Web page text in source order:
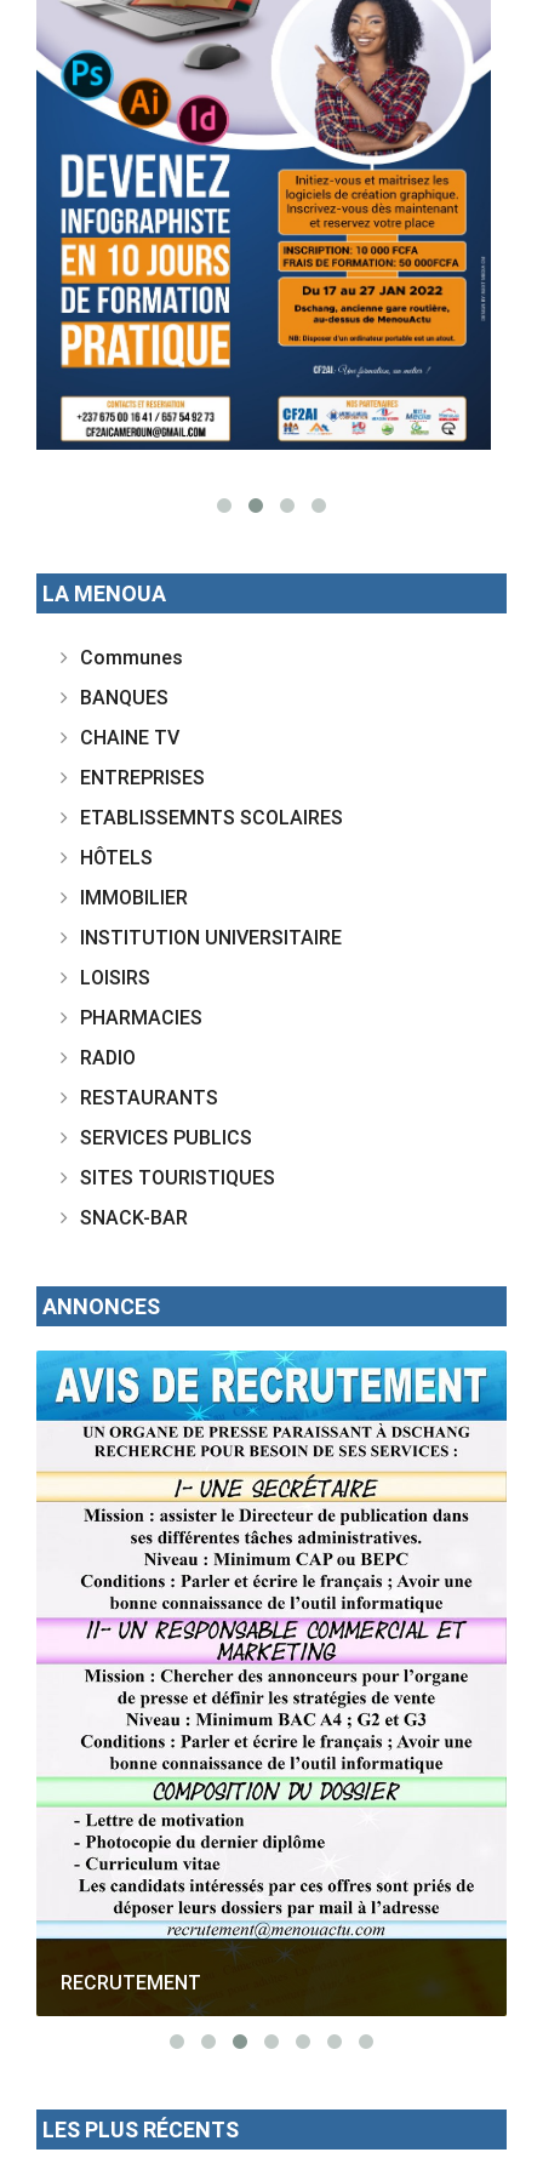
LA MENOUA
Communes
BANQUES
CHAINE TV
ENTREPRISES
ETABLISSEMNTS SCOLAIRES
HÔTELS
IMMOBILIER
INSTITUTION UNIVERSITAIRE
LOISIRS
PHARMACIES
RADIO
RESTAURANTS
SERVICES PUBLICS
SITES TOURISTIQUES
SNACK-BAR
ANNONCES
RECRUTEMENT
LES PLUS RÉCENTS